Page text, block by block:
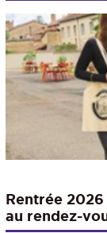
Rentrée
au rendez-